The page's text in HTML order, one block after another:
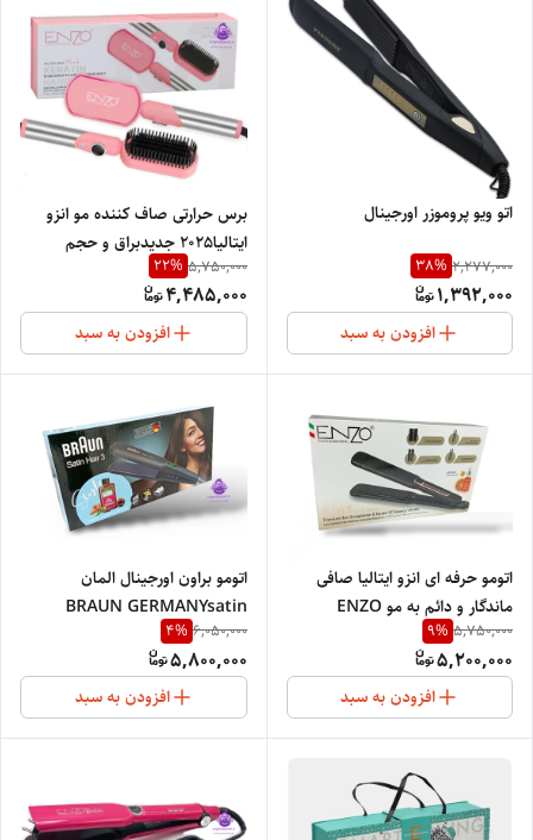
اتو ویو پروموزر اورجینال
2,277,000
38%
1,392,000
افزودن به سبد
برس حرارتی صاف کننده مو انزو
ایتالیا2025 جدیدبراق و حجم
دهنده سرامیکی نانو گرم کننده
یونی صاف کننده مو، ضد قارچ مو
ENZO PROFESSIONAL
SALON ITALY 4002
5,750,000
22%
4,485,000
افزودن به سبد
اتومو حرفه ای انزو ایتالیا صافی
ماندگار و دائم به مو ENZO
PROFESSIONAL
ITALY5IN1EN-960
5,750,000
9%
5,200,000
افزودن به سبد
اتومو براون اورجینال المان
BRAUN GERMANYsatin
Hair3
6,050,000
4%
5,800,000
افزودن به سبد